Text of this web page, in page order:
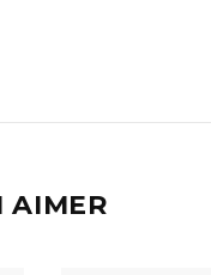
AIMER